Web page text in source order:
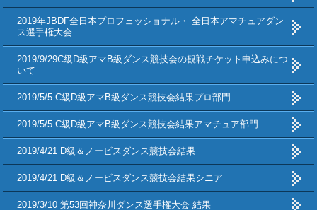
2019年JBDF全日本プロフェッショナル・ 全日本アマチュアダン
ス選手権大会
2019/9/29C級D級アマB級ダンス競技会の観戦チケット申込みにつ
いて
2019/5/5 C級D級アマB級ダンス競技会結果プロ部門
2019/5/5 C級D級アマB級ダンス競技会結果アマチュア部門
2019/4/21 D級＆ノービスダンス競技会結果
2019/4/21 D級＆ノービスダンス競技会結果シニア
2019/3/10 第53回神奈川ダンス選手権大会 結果